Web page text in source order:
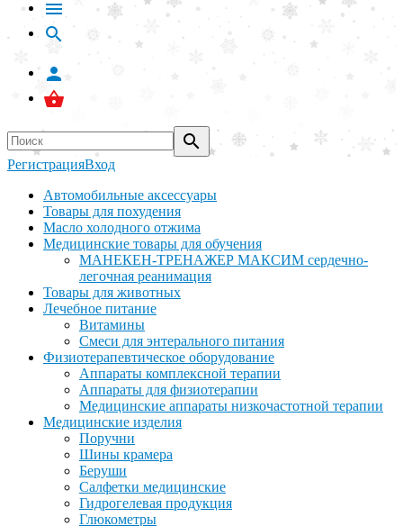
РегистрацияВход
Автомобильные аксессуары
Товары для похудения
Масло холодного отжима
Медицинские товары для обучения
МАНЕКЕН-ТРЕНАЖЕР МАКСИМ сердечно-
легочная реанимация
Товары для животных
Лечебное питание
Витамины
Смеси для энтерального питания
Физиотерапевтическое оборудование
Аппараты комплексной терапии
Аппараты для физиотерапии
Медицинские аппараты низкочастотной терапии
Медицинские изделия
Поручни
Шины крамера
Беруши
Салфетки медицинские
Гидрогелевая продукция
Глюкометры